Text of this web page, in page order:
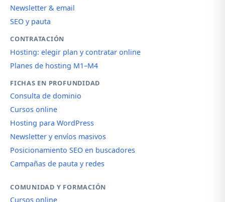
Newsletter & email
SEO y pauta
CONTRATACIÓN
Hosting: elegir plan y contratar online
Planes de hosting M1–M4
FICHAS EN PROFUNDIDAD
Consulta de dominio
Cursos online
Hosting para WordPress
Newsletter y envíos masivos
Posicionamiento SEO en buscadores
Campañas de pauta y redes
COMUNIDAD Y FORMACIÓN
Cursos online